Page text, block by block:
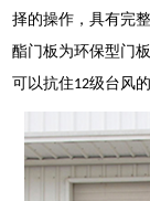
择的操作，具有完
酯门板为环保型门
可以抗住12级台风